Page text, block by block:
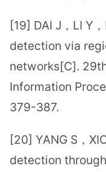
[19] DAI J，LI Y
detection via
networks[C].
Information
379-387.
[20] YANG S，
detection